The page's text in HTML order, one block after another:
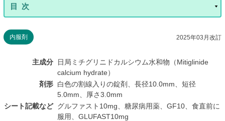
内服剤 2025年03月改訂
主成分
日局ミチグリニドカルシウム水和物（Mitiglinide
calcium hydrate）
剤形 白色の割線入りの錠剤、長径10.0mm、短径
5.0mm、厚さ3.0mm
シート記載など グルファスト10mg、糖尿病用薬、GF10、食直前に
服用、GLUFAST10mg